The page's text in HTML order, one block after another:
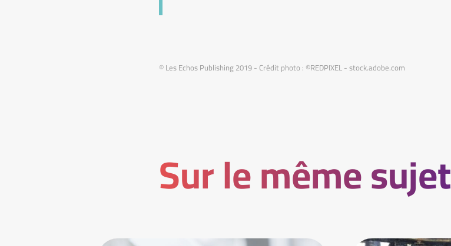
© Les Echos Publishing 2019 - Crédit photo : ©REDPIXEL - stock.adobe.com
Sur le même sujet